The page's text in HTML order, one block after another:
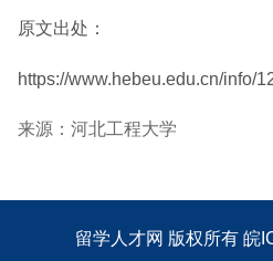
原文出处：
https://www.hebeu.edu.cn/info/
来源：河北工程大学
留学人才网 版权所有 皖